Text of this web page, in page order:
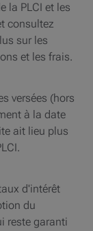
la PLCI et les
consultez
sur les
et les frais.
versées (hors
à la date
ait lieu plus
.
d'intérêt
du
reste garanti